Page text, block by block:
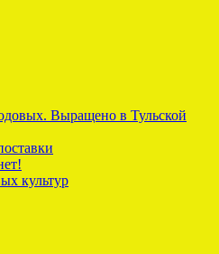
Выращено в Тульской
культур